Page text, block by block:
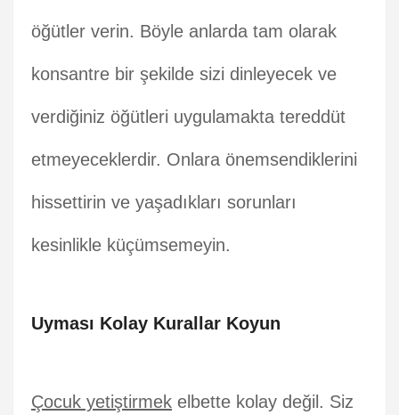
öğütler verin. Böyle anlarda tam olarak
konsantre bir şekilde sizi dinleyecek ve
verdiğiniz öğütleri uygulamakta tereddüt
etmeyeceklerdir. Onlara önemsendiklerini
hissettirin ve yaşadıkları sorunları
kesinlikle küçümsemeyin.
Uyması Kolay Kurallar Koyun
Çocuk yetiştirmek elbette kolay değil. Siz